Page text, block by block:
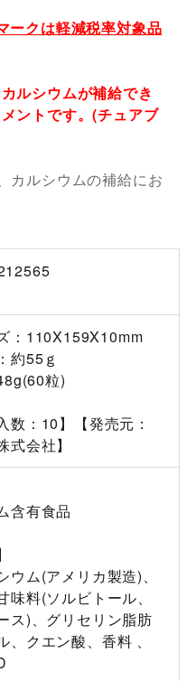
ークは軽減税率対象品
ルシウムが補給でき
ントです。(チュアブ
カルシウムの補給にお
：110X159X10mm
約55ｇ
粒)
数：10】【発売元：
式会社】
含有食品
ウム(アメリカ製造)、
味料(ソルビトール、
ス)、グリセリン脂肪
、クエン酸、香料 、